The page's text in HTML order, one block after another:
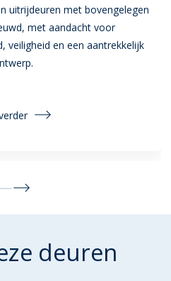
uitrijdeuren met bovengelegen
met aandacht voor
veiligheid en een aantrekkelijk
deuren